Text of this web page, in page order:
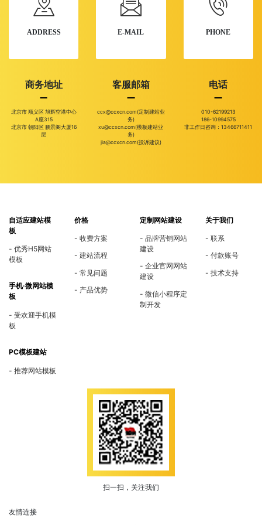
ADDRESS
商务地址
北京市 顺义区 旭辉空港中心
A座315
北京市 朝阳区 鹏景阁大厦16
层
E-MAIL
客服邮箱
ccx@ccxcn.com(定制建站业
务)
xu@ccxcn.com(模板建站业
务)
jia@ccxcn.com(投诉建议)
PHONE
电话
010-62199213
186-10994575
非工作日咨询：13466711411
自适应建站模
板
优秀H5网站
模板
手机·微网站模
板
受欢迎手机模
板
PC模板建站
推荐网站模板
价格
收费方案
建站流程
常见问题
产品优势
定制网站建设
品牌营销网站
建设
企业官网网站
建设
微信小程序定
制开发
关于我们
联系
付款账号
技术支持
扫一扫，关注我们
友情连接